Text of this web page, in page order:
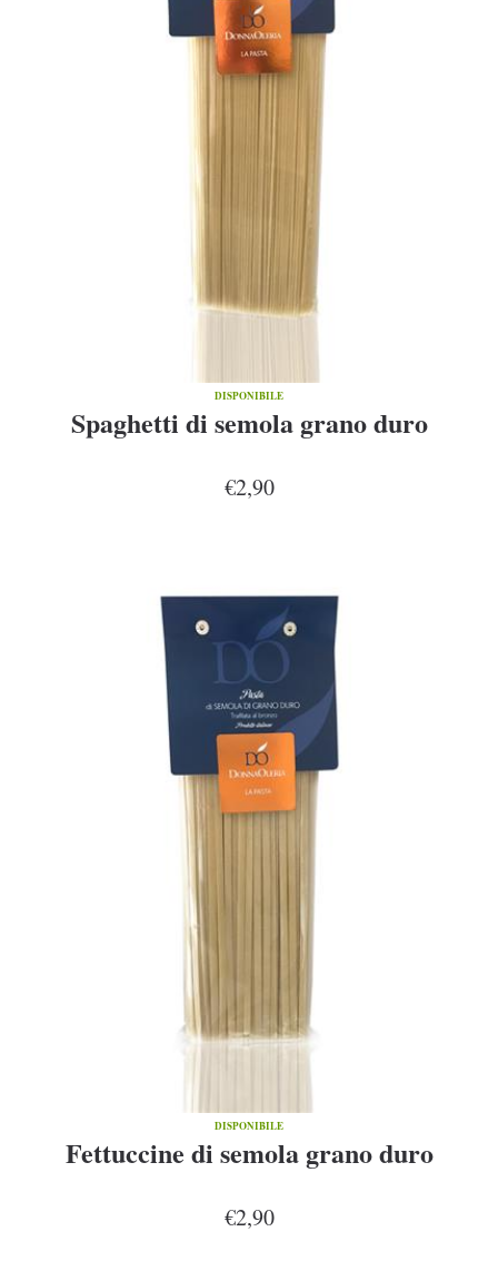
DISPONIBILE
Spaghetti di semola grano duro
€2,90
DISPONIBILE
Fettuccine di semola grano duro
€2,90